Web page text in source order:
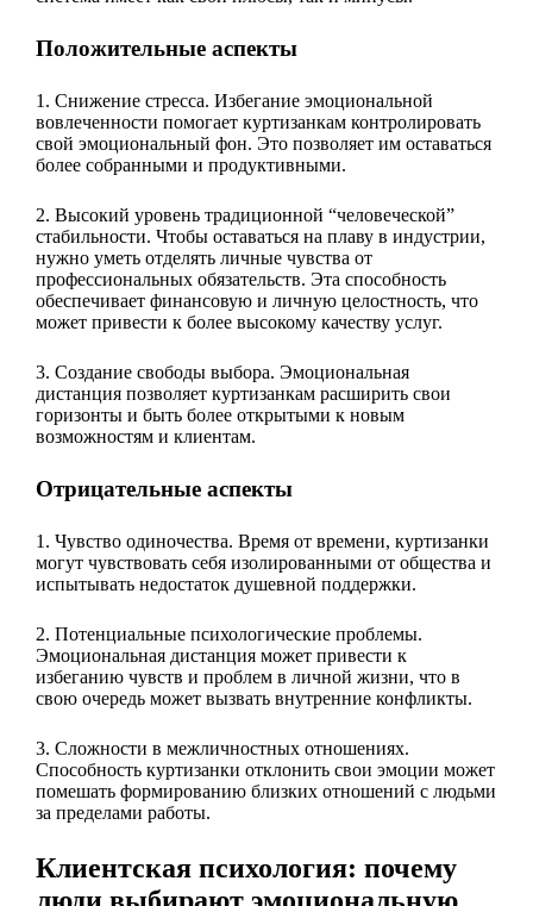
Положительные аспекты
1. Снижение стресса. Избегание эмоциональной
вовлеченности помогает куртизанкам контролировать
свой эмоциональный фон. Это позволяет им оставаться
более собранными и продуктивными.
2. Высокий уровень традиционной “человеческой”
стабильности. Чтобы оставаться на плаву в индустрии,
нужно уметь отделять личные чувства от
профессиональных обязательств. Эта способность
обеспечивает финансовую и личную целостность, что
может привести к более высокому качеству услуг.
3. Создание свободы выбора. Эмоциональная
дистанция позволяет куртизанкам расширить свои
горизонты и быть более открытыми к новым
возможностям и клиентам.
Отрицательные аспекты
1. Чувство одиночества. Время от времени, куртизанки
могут чувствовать себя изолированными от общества и
испытывать недостаток душевной поддержки.
2. Потенциальные психологические проблемы.
Эмоциональная дистанция может привести к
избеганию чувств и проблем в личной жизни, что в
свою очередь может вызвать внутренние конфликты.
3. Сложности в межличностных отношениях.
Способность куртизанки отклонить свои эмоции может
помешать формированию близких отношений с людьми
за пределами работы.
Клиентская психология: почему